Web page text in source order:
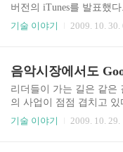
i 기능이 제거되어 나오기
기능중의 하나라고 볼 수
태에서 판매된다는 것은
큰 장애..
버전의 iTunes를 발표했
1에 이어 한달이 조금 넘
상 등 개선 사항들이 포함
는 Apple TV 소프트웨어
에 대한 어두운 배경 옵션
원이 추가되었습니다.
사용 지원은 Window-
기술 이야기 2009. 10. 30.
리더들이 가는 길은 같은
의 사업이 점점 겹치고
언젠가는 정리될 수 밖에
기술 이야기 2009. 10. 29.